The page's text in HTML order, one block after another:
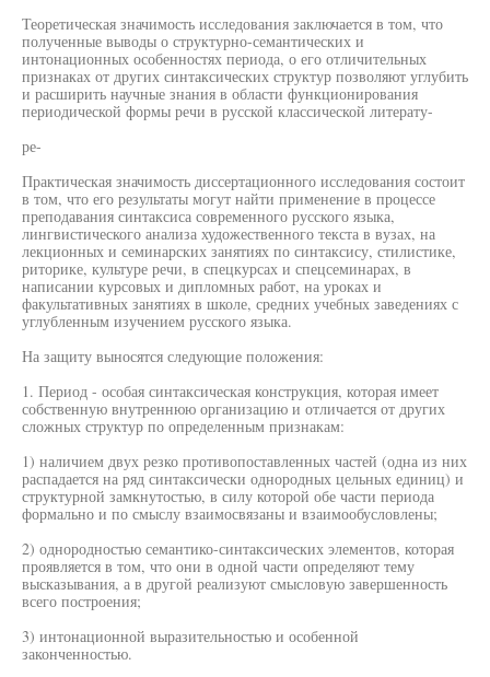
Теоретическая значимость исследования заключается в том, что
полученные выводы о структурно-семантических и
интонационных особенностях периода, о его отличительных
признаках от других синтаксических структур позволяют углубить
и расширить научные знания в области функционирования
периодической формы речи в русской классической литерату-
ре-
Практическая значимость диссертационного исследования состоит
в том, что его результаты могут найти применение в процессе
преподавания синтаксиса современного русского языка,
лингвистического анализа художественного текста в вузах, на
лекционных и семинарских занятиях по синтаксису, стилистике,
риторике, культуре речи, в спецкурсах и спецсеминарах, в
написании курсовых и дипломных работ, на уроках и
факультативных занятиях в школе, средних учебных заведениях с
углубленным изучением русского языка.
На защиту выносятся следующие положения:
1. Период - особая синтаксическая конструкция, которая имеет
собственную внутреннюю организацию и отличается от других
сложных структур по определенным признакам:
1) наличием двух резко противопоставленных частей (одна из них
распадается на ряд синтаксически однородных цельных единиц) и
структурной замкнутостью, в силу которой обе части периода
формально и по смыслу взаимосвязаны и взаимообусловлены;
2) однородностью семантико-синтаксических элементов, которая
проявляется в том, что они в одной части определяют тему
высказывания, а в другой реализуют смысловую завершенность
всего построения;
3) интонационной выразительностью и особенной
законченностью.